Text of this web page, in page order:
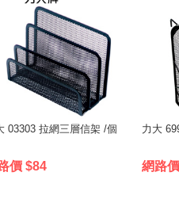
03303 拉網三層信架 /個
價 $84
力大
網路